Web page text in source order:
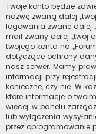
Twoje konto będzie
nazwę zwaną dalej
logowania zwane dalej
mail zwany dalej „twój
twojego konta na
dotyczące ochrony
nasz serwer. Mamy
informacji przy
konieczne, czy nie. W
które informacje o
więcej, w panelu
lub wyłączenia
przez oprogramowanie